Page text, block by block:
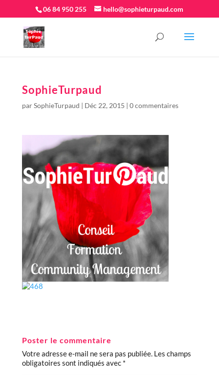
06 84 950 255 hello@sophieturpaud.com
SophieTurpaud
parSophieTurpaud | Déc 22, 2015 | 0 commentaires
Poster le commentaire
Votre adresse e-mail ne sera pas publiée. Les champs
obligatoires sont indiqués avec *